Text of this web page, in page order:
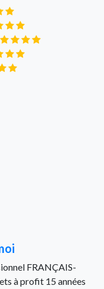
FRANÇAIS-
à profit 15 années